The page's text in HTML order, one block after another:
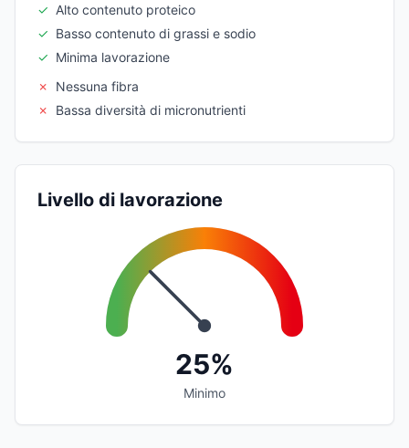
✓ Alto contenuto proteico
✓ Basso contenuto di grassi e sodio
✓ Minima lavorazione
✗
Nessuna fibra
✗
Bassa diversità di micronutrienti
Livello di lavorazione
25%
Minimo